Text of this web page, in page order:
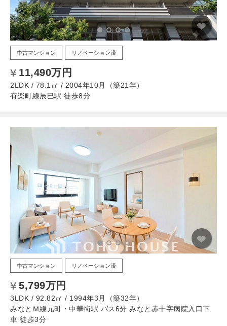
中古マンション リノベーション済
11,490万円
2LDK / 78.1㎡ / 2004年10月（築21年）
有楽町線辰巳駅 徒歩8分
中古マンション リノベーション済
5,799万円
3LDK / 92.82㎡ / 1994年3月（築32年）
みなとＭ線元町・中華街駅 バス6分 みなと赤十字病院入口下
車 徒歩3分